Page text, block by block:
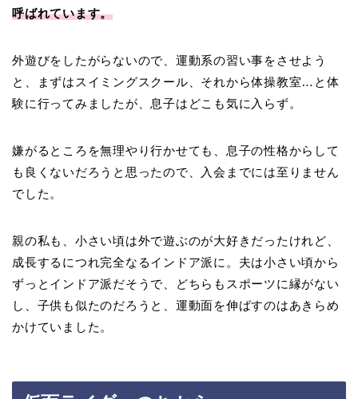
呼ばれています。
外遊びをしたがらないので、運動系の習い事をさせよう
と、まずはスイミングスクール、それから体操教室…と体
験に行ってみましたが、息子はどこも気に入らず。
嫌がるところを無理やり行かせても、息子の性格からして
も良くないだろうと思ったので、入会までには至りません
でした。
親の私も、小さい頃は外で遊ぶのが大好きだったけれど、
成長するにつれ完全なるインドア派に。夫は小さい頃から
ずっとインドア派だそうで、どちらもスポーツに縁がない
し、子供も似たのだろうと、運動面を伸ばすのはあきらめ
かけていました。